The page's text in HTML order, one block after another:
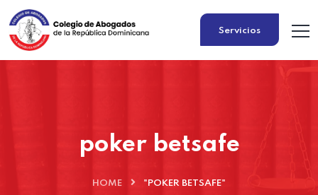
Servicios
poker betsafe
HOME "POKER BETSAFE"